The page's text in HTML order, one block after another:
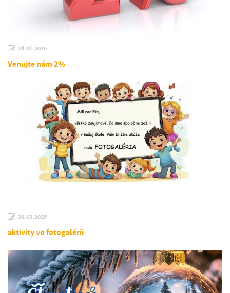
28.01.2026
Venujte nám 2%
30.03.2025
aktivity vo fotogalérii